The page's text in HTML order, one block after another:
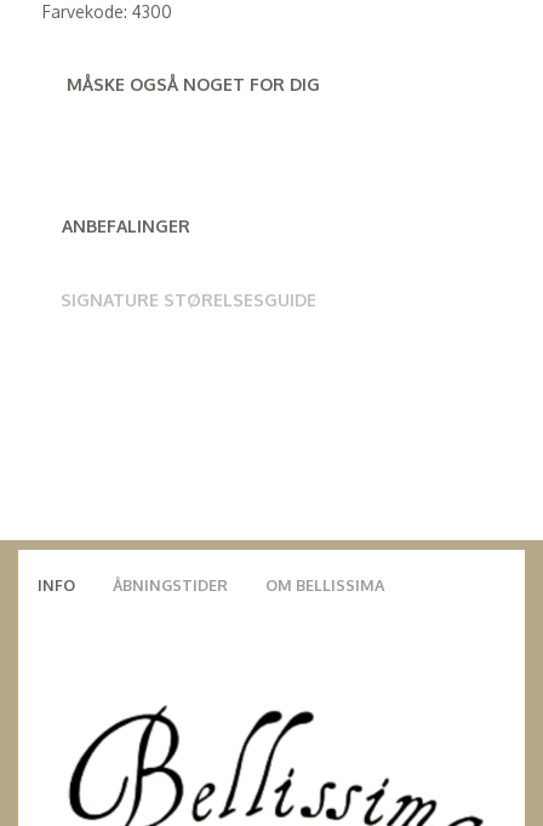
Farvekode: 4300
MÅSKE OGSÅ NOGET FOR DIG
ANBEFALINGER
SIGNATURE STØRELSESGUIDE
INFO ÅBNINGSTIDER OM BELLISSIMA